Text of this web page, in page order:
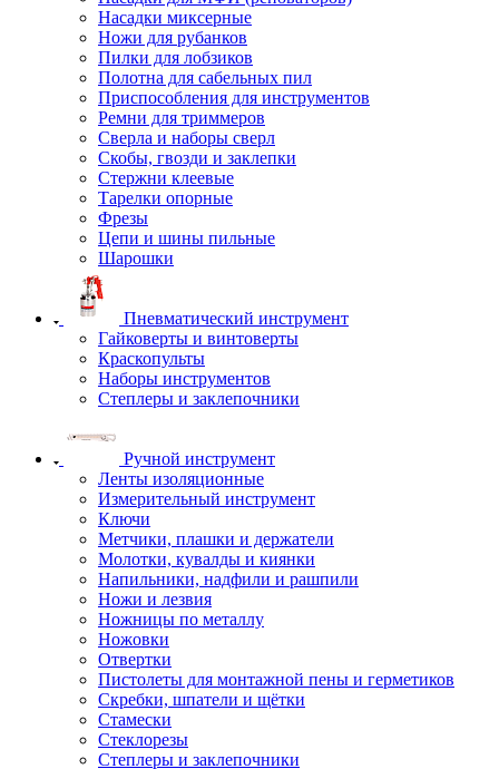
Насадки миксерные
Ножи для рубанков
Пилки для лобзиков
Полотна для сабельных пил
Приспособления для инструментов
Ремни для триммеров
Сверла и наборы сверл
Скобы, гвозди и заклепки
Стержни клеевые
Тарелки опорные
Фрезы
Цепи и шины пильные
Шарошки
Пневматический инструмент
Гайковерты и винтоверты
Краскопульты
Наборы инструментов
Степлеры и заклепочники
Ручной инструмент
Ленты изоляционные
Измерительный инструмент
Ключи
Метчики, плашки и держатели
Молотки, кувалды и киянки
Напильники, надфили и рашпили
Ножи и лезвия
Ножницы по металлу
Ножовки
Отвертки
Пистолеты для монтажной пены и герметиков
Скребки, шпатели и щётки
Стамески
Стеклорезы
Степлеры и заклепочники